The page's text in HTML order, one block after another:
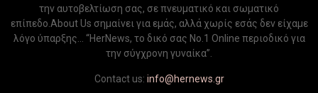
την αυτοβελτίωση σας, σε πνευματικό και σωματικό
επίπεδο.About Us σημαίνει για εμάς, αλλά χωρίς εσάς δεν είχαμε
λόγο ύπαρξης... “HerNews, το δικό σας Νo.1 Online περιοδικό για
την σύγχρονη γυναίκα”.
Contact us: info@hernews.gr